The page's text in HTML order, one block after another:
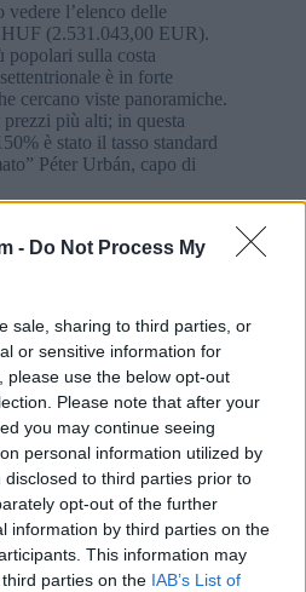
- Do Not Process My
sale, sharing to third parties, or
or sensitive information for
please use the below opt-out
Please note that after your
you may continue seeing
personal information utilized by
to third parties prior to
opt-out of the further
information by third parties on the
This information may
parties on the IAB’s List of
vedere l’elenco delle
(2.531.043,00 EUR).
popolari sulla costa
è in forte
cercano viste panoramiche.
più alti; in questa
è stato il tasso standard
Péter Urbán, capo di
possedere proprietà intorno
di spendere in media
euro). Tuttavia, in
euro).
ha cambiato le preferenze
livelli di prezzo.
Lago Balaton.
città sul lungomare vengono
HUF (4.564,65 EUR) al